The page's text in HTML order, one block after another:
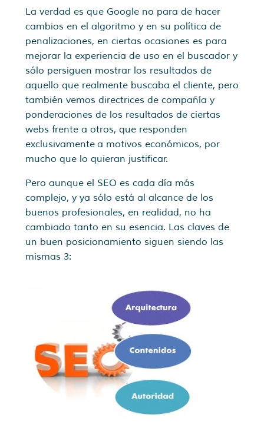
La verdad es que Google no para de hacer
cambios en el algoritmo y en su política de
penalizaciones, en ciertas ocasiones es para
mejorar la experiencia de uso en el buscador y
sólo persiguen mostrar los resultados de
aquello que realmente buscaba el cliente, pero
también vemos directrices de compañía y
ponderaciones de los resultados de ciertas
webs frente a otros, que responden
exclusivamente a motivos económicos, por
mucho que lo quieran justificar.
Pero aunque el SEO es cada día más
complejo, y ya sólo está al alcance de los
buenos profesionales, en realidad, no ha
cambiado tanto en su esencia. Las claves de
un buen posicionamiento siguen siendo las
mismas 3: